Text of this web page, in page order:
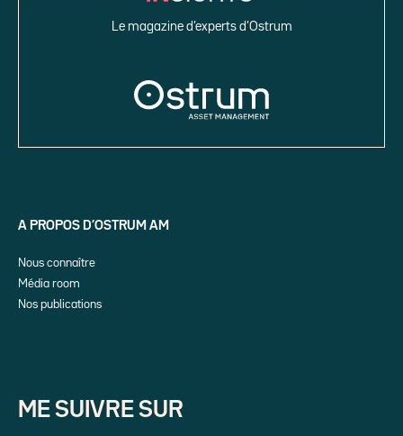
Le magazine d’experts d’Ostrum
A PROPOS D’OSTRUM AM
Nous connaître
Média room
Nos publications
ME SUIVRE SUR